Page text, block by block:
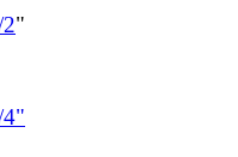
"
4"